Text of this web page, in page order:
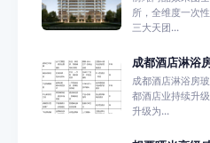
所，全维度一次
三大天团...
成都酒店淋浴
成都酒店淋浴房
都酒店业持续升
升级为...